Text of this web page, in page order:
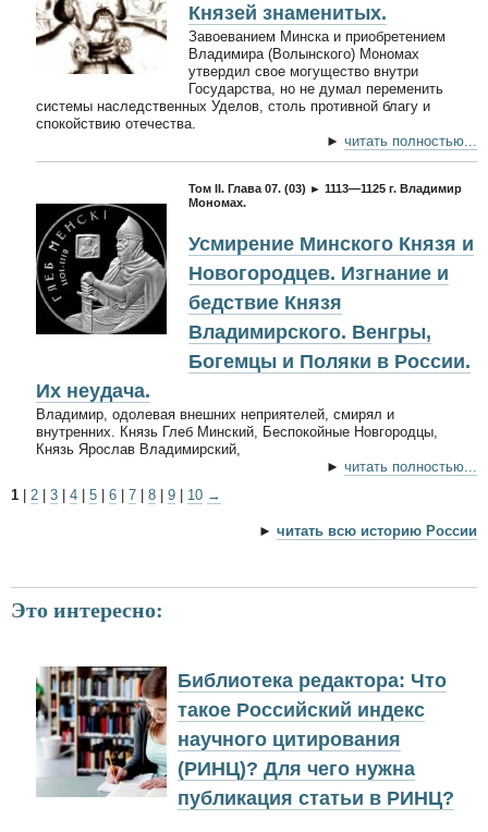
Князей знаменитых.
Завоеванием Минска и приобретением
Владимира (Волынского) Мономах
утвердил свое могущество внутри
Государства, но не думал переменить
системы наследственных Уделов, столь противной благу и
спокойствию отечества.
► читать полностью...
Том II. Глава 07. (03) ► 1113—1125 г. Владимир
Мономах.
Усмирение Минского Князя и
Новогородцев. Изгнание и
бедствие Князя
Владимирского. Венгры,
Богемцы и Поляки в России.
Их неудача.
Владимир, одолевая внешних неприятелей, смирял и
внутренних. Князь Глеб Минский, Беспокойные Новгородцы,
Князь Ярослав Владимирский,
► читать полностью...
1
2 3 4 5 6 7 8 9 10 →
► читать всю историю России
Это интересно:
Библиотека редактора: Что
такое Российский индекс
научного цитирования
(РИНЦ)? Для чего нужна
публикация статьи в РИНЦ?